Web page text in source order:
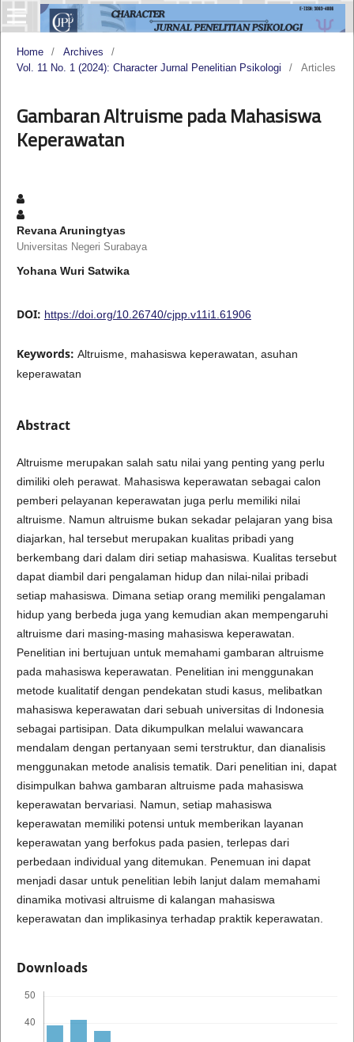
Home / Archives
/
Vol. 11 No. 1 (2024): Character Jurnal Penelitian Psikologi
/ Articles
Gambaran Altruisme pada Mahasiswa
Keperawatan
Revana Aruningtyas
Universitas Negeri Surabaya
Yohana Wuri Satwika
DOI: https://doi.org/10.26740/cjpp.v11i1.61906
Keywords: Altruisme, mahasiswa keperawatan, asuhan
keperawatan
Abstract
Altruisme merupakan salah satu nilai yang penting yang perlu
dimiliki oleh perawat. Mahasiswa keperawatan sebagai calon
pemberi pelayanan keperawatan juga perlu memiliki nilai
altruisme. Namun altruisme bukan sekadar pelajaran yang bisa
diajarkan, hal tersebut merupakan kualitas pribadi yang
berkembang dari dalam diri setiap mahasiswa. Kualitas tersebut
dapat diambil dari pengalaman hidup dan nilai-nilai pribadi
setiap mahasiswa. Dimana setiap orang memiliki pengalaman
hidup yang berbeda juga yang kemudian akan mempengaruhi
altruisme dari masing-masing mahasiswa keperawatan.
Penelitian ini bertujuan untuk memahami gambaran altruisme
pada mahasiswa keperawatan. Penelitian ini menggunakan
metode kualitatif dengan pendekatan studi kasus, melibatkan
mahasiswa keperawatan dari sebuah universitas di Indonesia
sebagai partisipan. Data dikumpulkan melalui wawancara
mendalam dengan pertanyaan semi terstruktur, dan dianalisis
menggunakan metode analisis tematik. Dari penelitian ini, dapat
disimpulkan bahwa gambaran altruisme pada mahasiswa
keperawatan bervariasi. Namun, setiap mahasiswa
keperawatan memiliki potensi untuk memberikan layanan
keperawatan yang berfokus pada pasien, terlepas dari
perbedaan individual yang ditemukan. Penemuan ini dapat
menjadi dasar untuk penelitian lebih lanjut dalam memahami
dinamika motivasi altruisme di kalangan mahasiswa
keperawatan dan implikasinya terhadap praktik keperawatan.
Downloads